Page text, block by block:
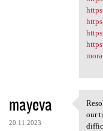
mayeva
20.11.2023
our